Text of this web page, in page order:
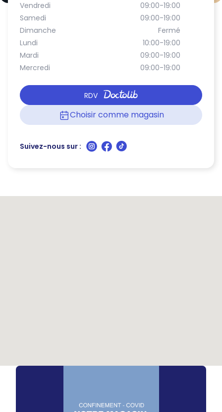
Vendredi
09:00-19:00
Samedi
09:00-19:00
Dimanche
Fermé
Lundi
10:00-19:00
Mardi
09:00-19:00
Mercredi
09:00-19:00
RDV
Choisir comme magasin
Suivez-nous sur :